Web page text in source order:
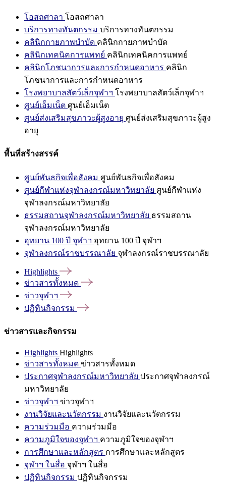
โอสถศาลา โอสถศาลา
บริการทางทันตกรรม บริการทางทันตกรรม
คลินิกกายภาพบำบัด คลินิกกายภาพบำบัด
คลินิกเทคนิคการแพทย์ คลินิกเทคนิคการแพทย์
คลินิกโภชนาการและการกำหนดอาหาร คลินิก
โภชนาการและการกำหนดอาหาร
โรงพยาบาลสัตว์เล็กจุฬาฯ โรงพยาบาลสัตว์เล็กจุฬาฯ
ศูนย์เอ็มเน็ต ศูนย์เอ็มเน็ต
ศูนย์ส่งเสริมสุขภาวะผู้สูงอายุ ศูนย์ส่งเสริมสุขภาวะผู้สูง
อายุ
พื้นที่สร้างสรรค์
ศูนย์พันธกิจเพื่อสังคม ศูนย์พันธกิจเพื่อสังคม
ศูนย์กีฬาแห่งจุฬาลงกรณ์มหาวิทยาลัย ศูนย์กีฬาแห่ง
จุฬาลงกรณ์มหาวิทยาลัย
ธรรมสถานจุฬาลงกรณ์มหาวิทยาลัย ธรรมสถาน
จุฬาลงกรณ์มหาวิทยาลัย
อุทยาน 100 ปี จุฬาฯ อุทยาน 100 ปี จุฬาฯ
จุฬาลงกรณ์ราชบรรณาลัย จุฬาลงกรณ์ราชบรรณาลัย
Highlights
ข่าวสารทั้งหมด
ข่าวจุฬาฯ
ปฏิทินกิจกรรม
ข่าวสารและกิจกรรม
Highlights Highlights
ข่าวสารทั้งหมด ข่าวสารทั้งหมด
ประกาศจุฬาลงกรณ์มหาวิทยาลัย ประกาศจุฬาลงกรณ์
มหาวิทยาลัย
ข่าวจุฬาฯ ข่าวจุฬาฯ
งานวิจัยและนวัตกรรม งานวิจัยและนวัตกรรม
ความร่วมมือ ความร่วมมือ
ความภูมิใจของจุฬาฯ ความภูมิใจของจุฬาฯ
การศึกษาและหลักสูตร การศึกษาและหลักสูตร
จุฬาฯ ในสื่อ จุฬาฯ ในสื่อ
ปฏิทินกิจกรรม ปฏิทินกิจกรรม